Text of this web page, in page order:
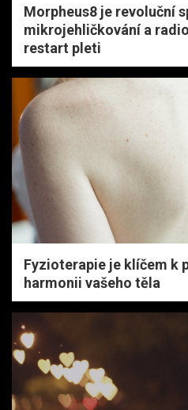
Morpheus8 je revoluční
mikrojehličkování a
restart pleti
Fyzioterapie je klíčem k
harmonii vašeho těla